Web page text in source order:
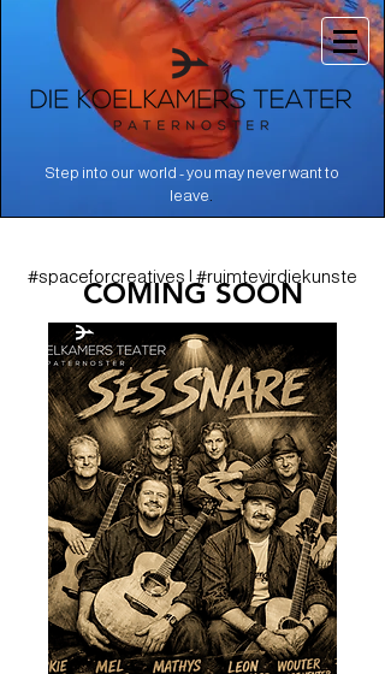
Step into our world - you may never want to
leave
#spaceforcreatives | #ruimtevirdiekunste
COMING SOON